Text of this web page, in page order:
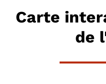
Carte
de